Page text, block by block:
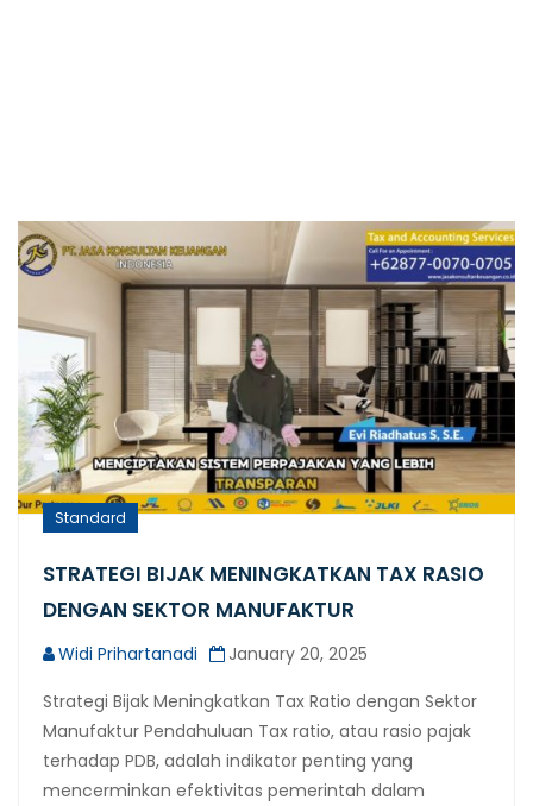
Standard
STRATEGI BIJAK MENINGKATKAN TAX RASIO
DENGAN SEKTOR MANUFAKTUR
Widi Prihartanadi
January 20, 2025
Strategi Bijak Meningkatkan Tax Ratio dengan Sektor
Manufaktur Pendahuluan Tax ratio, atau rasio pajak
terhadap PDB, adalah indikator penting yang
mencerminkan efektivitas pemerintah dalam